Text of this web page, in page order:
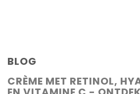
BLOG
CRÈME MET RETINOL,